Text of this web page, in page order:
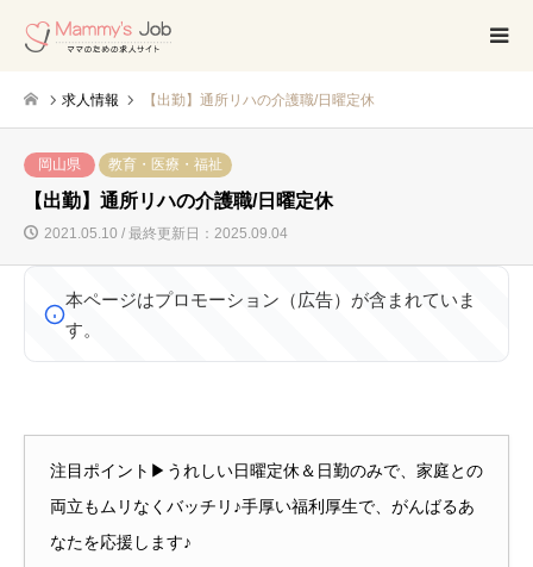
求人情報 【出勤】通所リハの介護職/日曜定休
岡山県 教育・医療・福祉
【出勤】通所リハの介護職/日曜定休
2021.05.10 / 最終更新日：2025.09.04
本ページはプロモーション（広告）が含まれていま
す。
注目ポイント▶うれしい日曜定休＆日勤のみで、家庭との
両立もムリなくバッチリ♪手厚い福利厚生で、がんばるあ
なたを応援します♪